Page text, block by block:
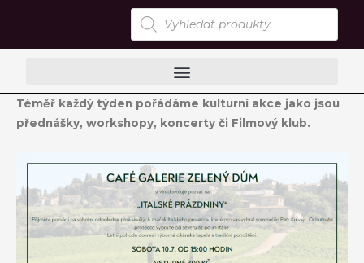
obsah
Products
search
Téměř každý týden pořádáme kulturní akce jako jsou
přednášky, workshopy, koncerty či Filmový klub.